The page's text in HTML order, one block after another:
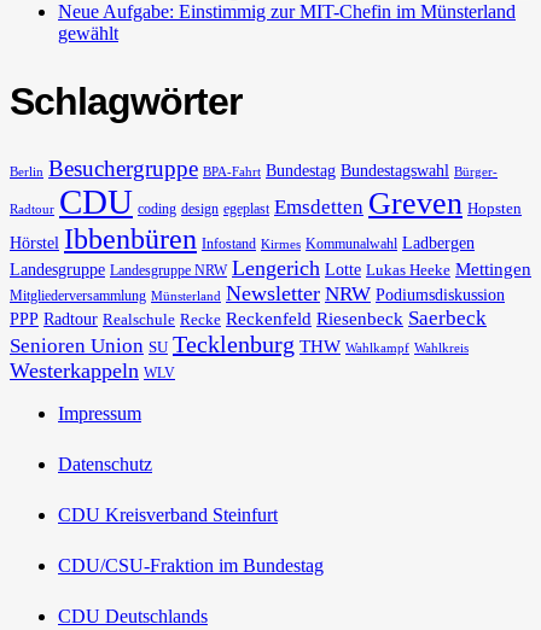
Neue Aufgabe: Einstimmig zur MIT-Chefin im Münsterland
gewählt
Schlagwörter
Berlin Besuchergruppe BPA-Fahrt Bundestag Bundestagswahl Bürger-
Radtour CDU coding design egeplast Emsdetten Greven Hopsten
Hörstel Ibbenbüren Infostand Kirmes Kommunalwahl Ladbergen
Landesgruppe Landesgruppe NRW Lengerich Lotte Lukas Heeke Mettingen
Mitgliederversammlung Münsterland Newsletter NRW Podiumsdiskussion
PPP Radtour Realschule Recke Reckenfeld Riesenbeck Saerbeck
Senioren Union SU Tecklenburg THW Wahlkampf Wahlkreis
Westerkappeln WLV
Impressum
Datenschutz
CDU Kreisverband Steinfurt
CDU/CSU-Fraktion im Bundestag
CDU Deutschlands